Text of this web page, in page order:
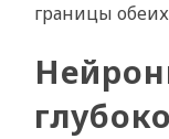
границы